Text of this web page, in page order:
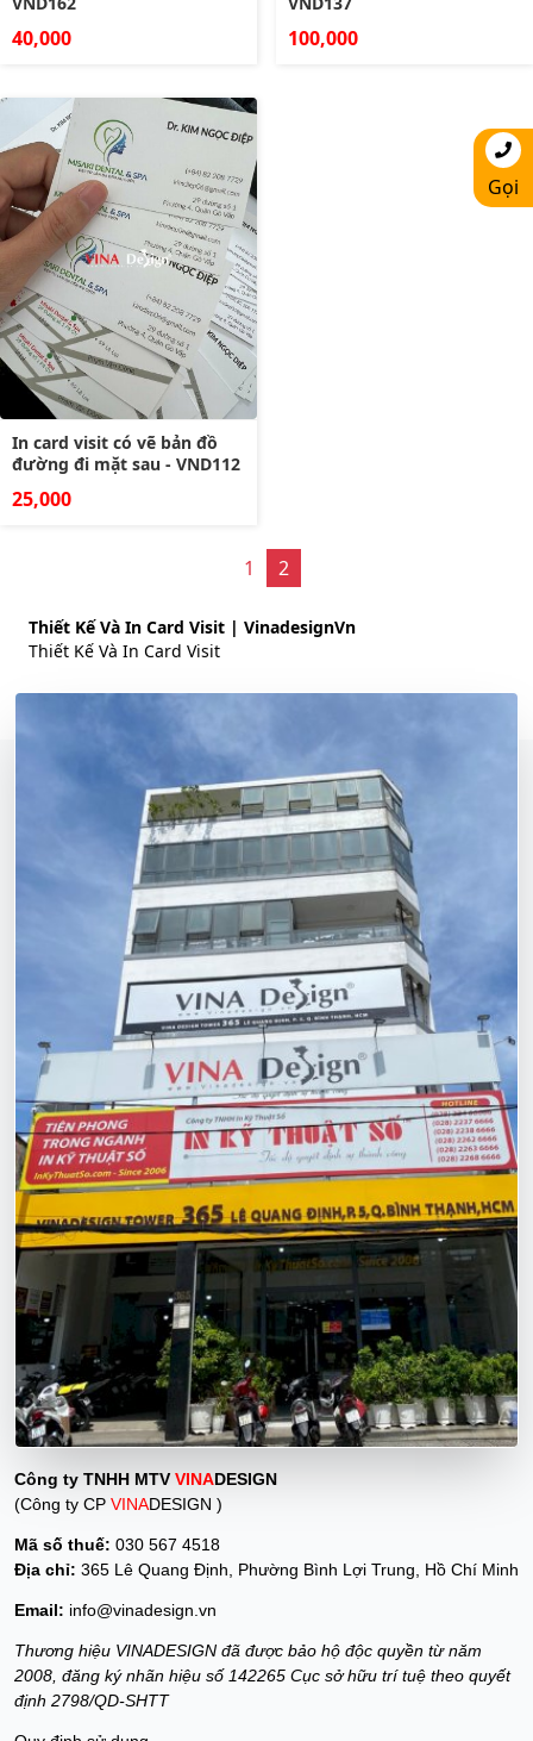
40,000 100,000
In card visit có vẽ bản đồ
đường đi mặt sau - VND112
25,000
1 2
Thiết Kế Và In Card Visit | VinadesignVn
Thiết Kế Và In Card Visit
Công ty TNHH MTVVINADESIGN
(Công ty CP VINADESIGN )
Mã số thuế: 030 567 4518
Địa chỉ: 365 Lê Quang Định, Phường Bình Lợi Trung, Hồ Chí Minh
Email: info@vinadesign.vn
Thương hiệu VINADESIGN đã được bảo hộ độc quyền từ năm
2008, đăng ký nhãn hiệu số 142265 Cục sở hữu trí tuệ theo quyết
định 2798/QD-SHTT
Gọi